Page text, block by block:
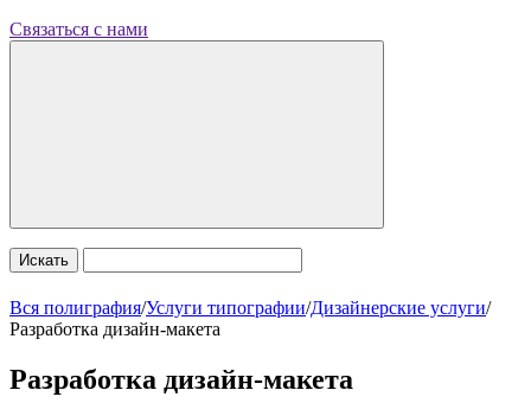
Связаться с нами
Искать
Вся полиграфия/Услуги типографии/Дизайнерские услуги/
Разработка дизайн-макета
Разработка дизайн-макета